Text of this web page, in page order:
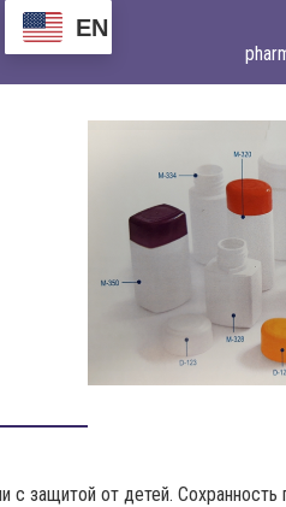
EN
защитой от детей. Сохранность